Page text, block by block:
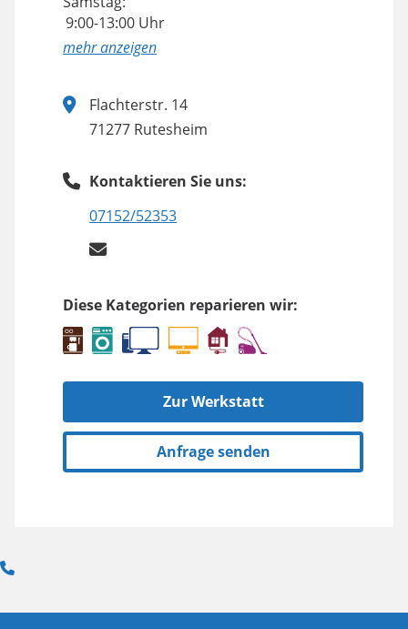
9:00-13:00 Uhr
anzeigen
Flachterstr. 14
71277 Rutesheim
Kontaktieren Sie uns:
07152/52353
Diese Kategorien reparieren wir:
Zur Werkstatt
Anfrage senden